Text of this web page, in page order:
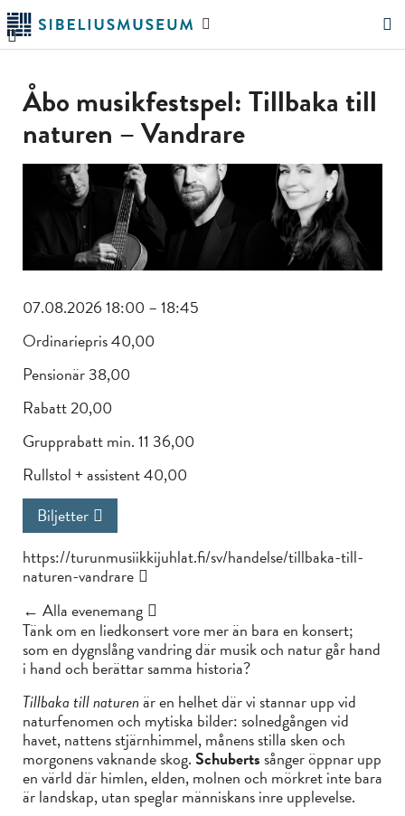
Hoppa
till
huvudinnehållet
Sök
Åbo musikfestspel: Tillbaka till
naturen – Vandrare
07.08.2026 18:00 – 18:45
Ordinariepris 40,00
Pensionär 38,00
Rabatt 20,00
Grupprabatt min. 11 36,00
Rullstol + assistent 40,00
Biljetter
https://turunmusiikkijuhlat.fi/sv/handelse/tillbaka-till-
naturen-vandrare
← Alla evenemang
Tänk om en liedkonsert vore mer än bara en konsert;
som en dygnslång vandring där musik och natur går hand
i hand och berättar samma historia?
Tillbaka till naturenär en helhet där vi stannar upp vid
naturfenomen och mytiska bilder: solnedgången vid
havet, nattens stjärnhimmel, månens stilla sken och
morgonens vaknande skog.Schubertssånger öppnar upp
en värld där himlen, elden, molnen och mörkret inte bara
är landskap, utan speglar människans inre upplevelse.